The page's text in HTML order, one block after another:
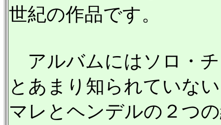
世紀の作品です。
アルバムにはソロ・
とあまり知られていな
マレとヘンデルの２つ